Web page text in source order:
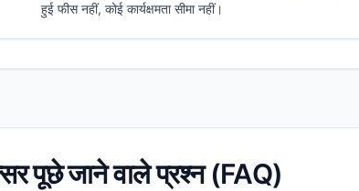
हुई फीस नहीं, कोई कार्यक्षमता सीमा नहीं।
पूछे जाने वाले प्रश्न (FAQ)